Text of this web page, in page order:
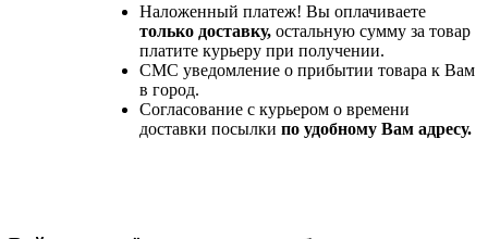
Наложенный платеж! Вы оплачиваете
только доставку, остальную сумму за товар
платите курьеру при получении.
СМС уведомление о прибытии товара к Вам
в город.
Согласование с курьером о времени
доставки посылки по удобному Вам адресу.